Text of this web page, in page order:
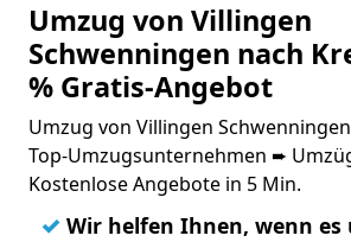
Umzug von Villingen
Schwenningen nach
% Gratis-Angebot
Umzug von Villingen
Top-Umzugsunternehmen ➨
Kostenlose Angebote in 5 Min.
✓ Wir helfen Ihnen, wenn es